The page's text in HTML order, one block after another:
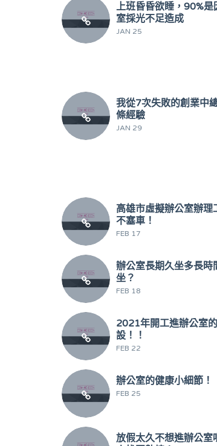
上班昏昏欲睡，90%是
室採光不足造成
JAN 25
我從7次失敗的創業中
條經驗
JAN 29
高雄市虛擬辦公室辦理
不塞車！
FEB 17
辦公室長期久坐多長時
坐？
FEB 18
2021年開工進辦公室
設！！
FEB 22
辦公室的健康小細節！
FEB 25
放假太久不想進辦公室